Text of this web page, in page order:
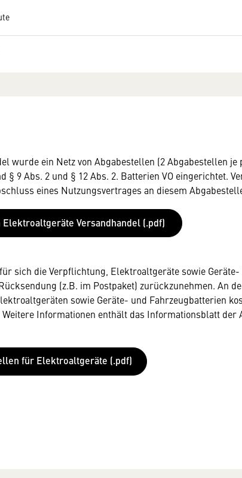
wurde ein Netz von Abgabestellen (2 Abgabestellen
§ 9 Abs. 2 und § 12 Abs. 2. Batterien VO eingerichtet.
eines Nutzungsvertrages an diesem
Versandhandel (.pdf)
sich die Verpflichtung, Elektroaltgeräte sowie
(z.B. im Postpaket) zurückzunehmen. An
sowie Geräte- und Fahrzeugbatterien
Weitere Informationen enthält das Informationsblatt der
für Elektroaltgeräte (.pdf)